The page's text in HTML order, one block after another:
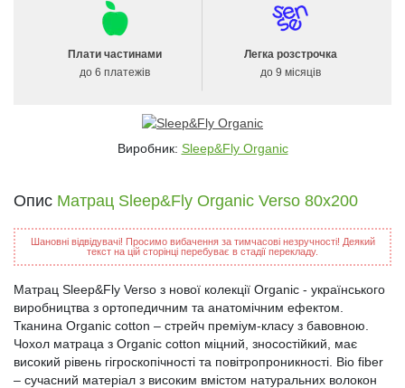
Плати частинами
до 6 платежів
Легка розстрочка
до 9 місяців
Виробник: Sleep&Fly Organic
Опис Матрац Sleep&Fly Organic Verso 80x200
Шановні відвідувачі! Просимо вибачення за тимчасові незручності! Деякий
текст на цій сторінці перебуває в стадії перекладу.
Матрац Sleep&Fly Verso з нової колекції Organic - українського
виробництва з ортопедичним та анатомічним ефектом.
Тканина Organic cotton – стрейч преміум-класу з бавовною.
Чохол матраца з Organic cotton міцний, зносостійкий, має
високий рівень гігроскопічності та повітропроникності. Bio fiber
– сучасний матеріал з високим вмістом натуральних волокон